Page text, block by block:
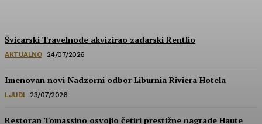
Švicarski Travelnode akvizirao zadarski Rentlio
AKTUALNO 24/07/2026
Imenovan novi Nadzorni odbor Liburnia Riviera Hotela
LJUDI 23/07/2026
Restoran Tomassino osvojio četiri prestižne nagrade Haute